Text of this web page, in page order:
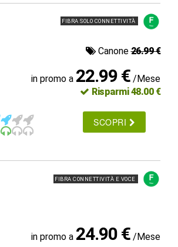
FIBRA SOLO CONNETTIVITÀ
Canone26.99 €
in promo a 22.99 € /Mese
Risparmi 48.00 €
SCOPRI
FIBRA CONNETTIVITÀ E VOCE
in promo a 24.90 € /Mese